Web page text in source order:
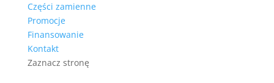
Części zamienne
Promocje
Finansowanie
Kontakt
Zaznacz stronę